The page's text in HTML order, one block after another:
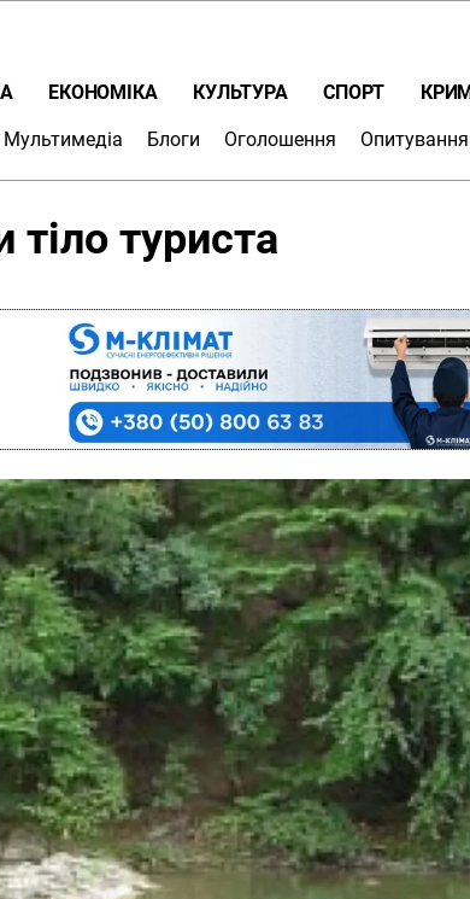
ЕКОНОМІКА КУЛЬТУРА СПОРТ
Мультимедіа Блоги Оголошення Опитування
тіло туриста